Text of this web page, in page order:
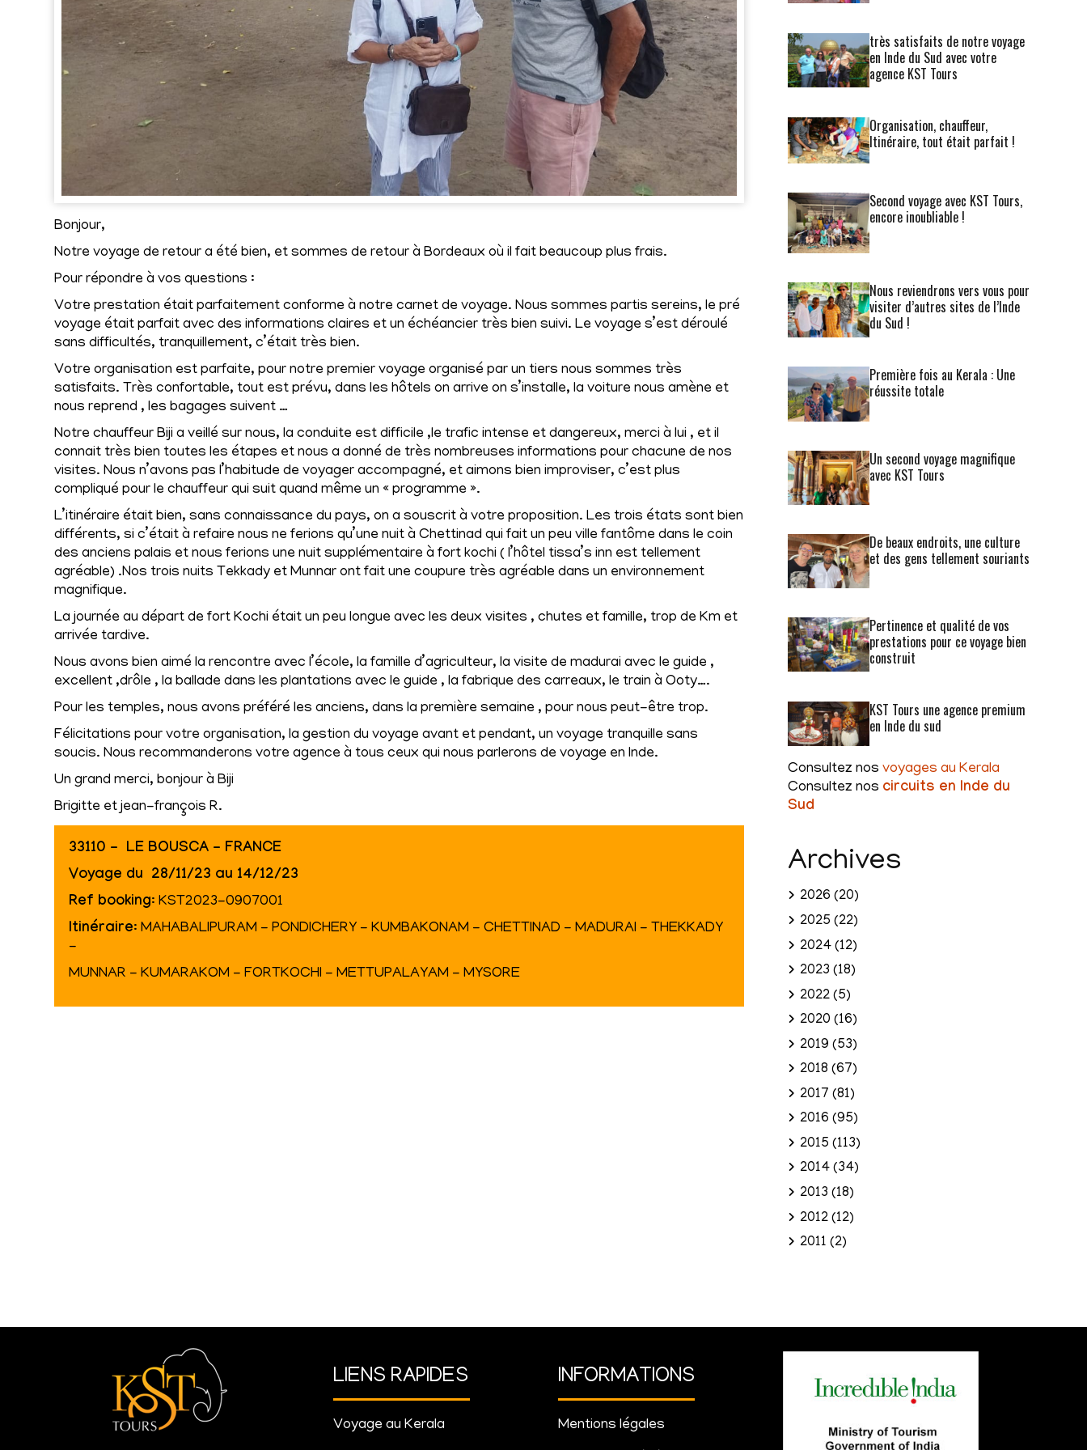
Bonjour,
Notre voyage de retour a été bien, et sommes de retour à Bordeaux où il fait beaucoup plus frais.
Pour répondre à vos questions :
Votre prestation était parfaitement conforme à notre carnet de voyage. Nous sommes partis sereins, le pré
voyage était parfait avec des informations claires et un échéancier très bien suivi. Le voyage s’est déroulé
sans difficultés, tranquillement, c’était très bien.
Votre organisation est parfaite, pour notre premier voyage organisé par un tiers nous sommes très
satisfaits. Très confortable, tout est prévu, dans les hôtels on arrive on s’installe, la voiture nous amène et
nous reprend , les bagages suivent …
Notre chauffeur Biji a veillé sur nous, la conduite est difficile ,le trafic intense et dangereux, merci à lui , et il
connait très bien toutes les étapes et nous a donné de très nombreuses informations pour chacune de nos
visites. Nous n’avons pas l’habitude de voyager accompagné, et aimons bien improviser, c’est plus
compliqué pour le chauffeur qui suit quand même un « programme ».
L’itinéraire était bien, sans connaissance du pays, on a souscrit à votre proposition. Les trois états sont bien
différents, si c’était à refaire nous ne ferions qu’une nuit à Chettinad qui fait un peu ville fantôme dans le coin
des anciens palais et nous ferions une nuit supplémentaire à fort kochi ( l’hôtel tissa’s inn est tellement
agréable) .Nos trois nuits Tekkady et Munnar ont fait une coupure très agréable dans un environnement
magnifique.
La journée au départ de fort Kochi était un peu longue avec les deux visites , chutes et famille, trop de Km et
arrivée tardive.
Nous avons bien aimé la rencontre avec l’école, la famille d’agriculteur, la visite de madurai avec le guide ,
excellent ,drôle , la ballade dans les plantations avec le guide , la fabrique des carreaux, le train à Ooty….
Pour les temples, nous avons préféré les anciens, dans la première semaine , pour nous peut-être trop.
Félicitations pour votre organisation, la gestion du voyage avant et pendant, un voyage tranquille sans
soucis. Nous recommanderons votre agence à tous ceux qui nous parlerons de voyage en Inde.
Un grand merci, bonjour à Biji
Brigitte et jean-françois R.
33110 - LE BOUSCA - FRANCE
Voyage du 28/11/23 au 14/12/23
Ref booking: KST2023-0907001
Itinéraire: MAHABALIPURAM - PONDICHERY - KUMBAKONAM - CHETTINAD - MADURAI - THEKKADY
-
MUNNAR - KUMARAKOM - FORTKOCHI - METTUPALAYAM - MYSORE
très satisfaits de notre voyage
en Inde du Sud avec votre
agence KST Tours
Organisation, chauffeur,
Itinéraire, tout était parfait !
Second voyage avec KST Tours,
encore inoubliable !
Nous reviendrons vers vous pour
visiter d’autres sites de l’Inde
du Sud !
Première fois au Kerala : Une
réussite totale
Un second voyage magnifique
avec KST Tours
De beaux endroits, une culture
et des gens tellement souriants
Pertinence et qualité de vos
prestations pour ce voyage bien
construit
KST Tours une agence premium
en Inde du sud
Consultez nosvoyages au Kerala
Consultez nos circuits en Inde du
Sud
Archives
2026 (20)
2025 (22)
2024 (12)
2023 (18)
2022 (5)
2020 (16)
2019 (53)
2018 (67)
2017 (81)
2016 (95)
2015 (113)
2014 (34)
2013 (18)
2012 (12)
2011 (2)
LIENS RAPIDES
Voyage au Kerala
INFORMATIONS
Mentions légales